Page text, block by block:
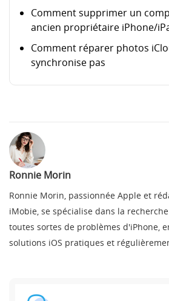
Comment supprimer un
ancien propriétaire iPhone/
Comment réparer photos
synchronise pas
Ronnie Morin
Ronnie Morin, passionnée Apple et
iMobie, se spécialise dans la
toutes sortes de problèmes d'iPhone,
solutions iOS pratiques et